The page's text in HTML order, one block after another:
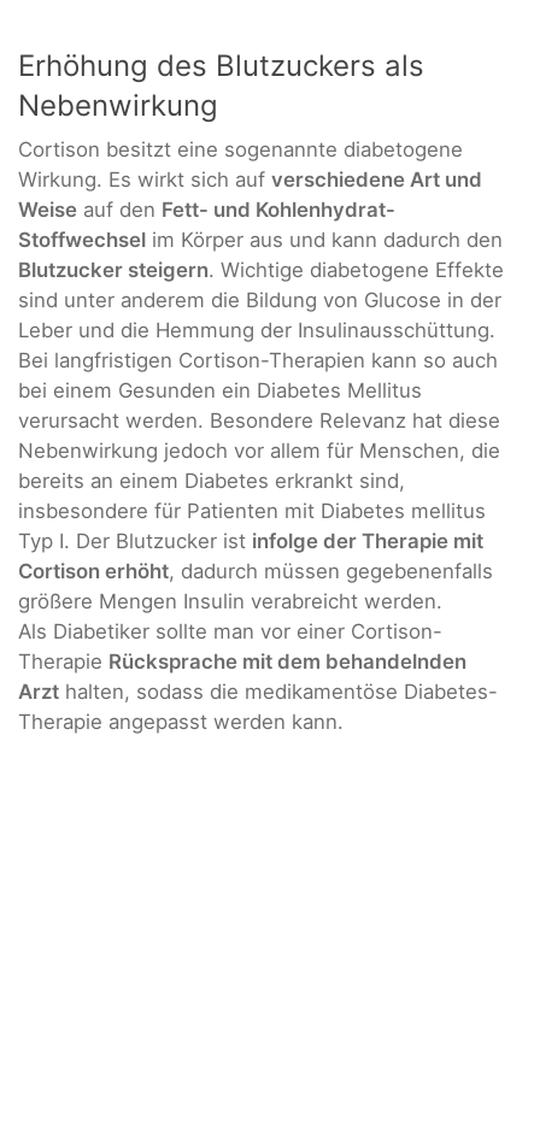
Erhöhung des Blutzuckers als
Nebenwirkung
Cortison besitzt eine sogenannte diabetogene
Wirkung. Es wirkt sich auf verschiedene Art und
Weise auf den Fett- und Kohlenhydrat-
Stoffwechsel im Körper aus und kann dadurch den
Blutzucker steigern. Wichtige diabetogene Effekte
sind unter anderem die Bildung von Glucose in der
Leber und die Hemmung der Insulinausschüttung.
Bei langfristigen Cortison-Therapien kann so auch
bei einem Gesunden ein Diabetes Mellitus
verursacht werden. Besondere Relevanz hat diese
Nebenwirkung jedoch vor allem für Menschen, die
bereits an einem Diabetes erkrankt sind,
insbesondere für Patienten mit Diabetes mellitus
Typ I. Der Blutzucker ist infolge der Therapie mit
Cortison erhöht, dadurch müssen gegebenenfalls
größere Mengen Insulin verabreicht werden.
Als Diabetiker sollte man vor einer Cortison-
Therapie Rücksprache mit dem behandelnden
Arzt halten, sodass die medikamentöse Diabetes-
Therapie angepasst werden kann.